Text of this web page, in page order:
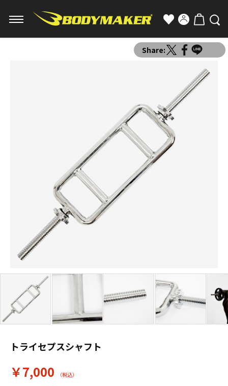
Share:
トライセプスシャフト
￥7,000